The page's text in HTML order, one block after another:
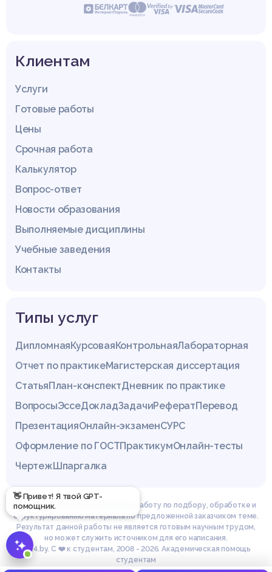
👋 Привет! Я твой GPT-
помощник.
Клиентам
Услуги
Готовые работы
Цены
Срочная работа
Калькулятор
Вопрос-ответ
Новости образования
Выполняемые дисциплины
Учебные заведения
Контакты
Типы услуг
ДипломнаяКурсоваяКонтрольнаяЛабораторная
Отчет по практикеМагистерская диссертация
СтатьяПлан-конспектДневник по практике
ВопросыЭссеДокладЗадачиРефератПеревод
ПрезентацияОнлайн-экзаменСУРС
Оформление по ГОСТПрактикумОнлайн-тесты
ЧертежШпаргалка
Эксперты сайта z4.by проводят работу по подбору, обработке и
структурированию материала по предложенной заказчиком теме.
Результат данной работы не является готовым научным трудом,
но может служить источником для его написания.
© z4.by. С ❤️ к студентам, 2008 - 2026. Академическая помощь
студентам